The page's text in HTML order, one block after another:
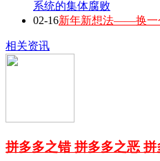
系统的集体腐败
02-16新年新想法——换一
相关资讯
拼多多之错 拼多多之恶